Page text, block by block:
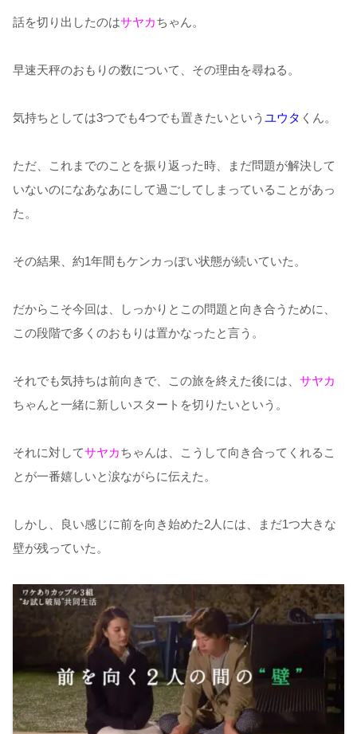
話を切り出したのはサヤカちゃん。
早速天秤のおもりの数について、その理由を尋ねる。
気持ちとしては3つでも4つでも置きたいという ユウタ くん。
ただ、これまでのことを振り返った時、まだ問題が解決して
いないのになあなあにして過ごしてしまっていることがあっ
た。
その結果、約1年間もケンカっぽい状態が続いていた。
だからこそ今回は、しっかりとこの問題と向き合うために、
この段階で多くのおもりは置かなったと言う。
それでも気持ちは前向きで、この旅を終えた後には、 サヤカ
ちゃんと一緒に新しいスタートを切りたいという。
それに対してサヤカちゃんは、こうして向き合ってくれるこ
とが一番嬉しいと涙ながらに伝えた。
しかし、良い感じに前を向き始めた2人には、まだ1つ大きな
壁が残っていた。